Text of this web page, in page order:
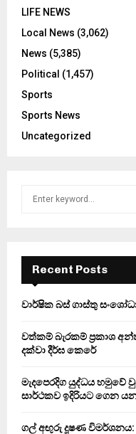
LIFE NEWS
Local News (3,062)
News (5,385)
Political (1,457)
Sports
Sports News
Uncategorized
f
r
Recent Posts
වාර්ෂික බස් ගාස්තු
වත්කම් බැරකම් ප්‍රකාශ
දක්වා දීර්ඝ කෙරේ
මැදපෙරදිග යුද්ධය හමුවේ
සාර්ථකව ඉදිරියට ගෙන
ගල් අඟුරු දූෂණ